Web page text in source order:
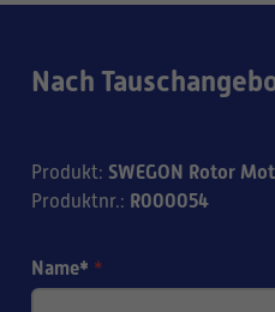
Nach
Produkt: SWEGON Rotor
Produktnr.: R000054
Name* *